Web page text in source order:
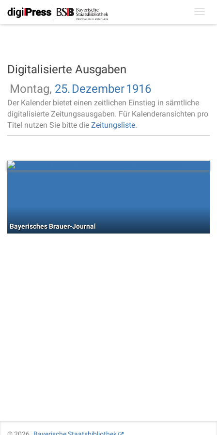
Digitalisierte Ausgaben
Montag, 25. Dezember1916
Der Kalender bietet einen zeitlichen Einstieg in sämtliche
digitalisierte Zeitungsausgaben. Für Kalenderansichten pro
Titel nutzen Sie bitte die Zeitungsliste.
Bayerisches Brauer-Journal